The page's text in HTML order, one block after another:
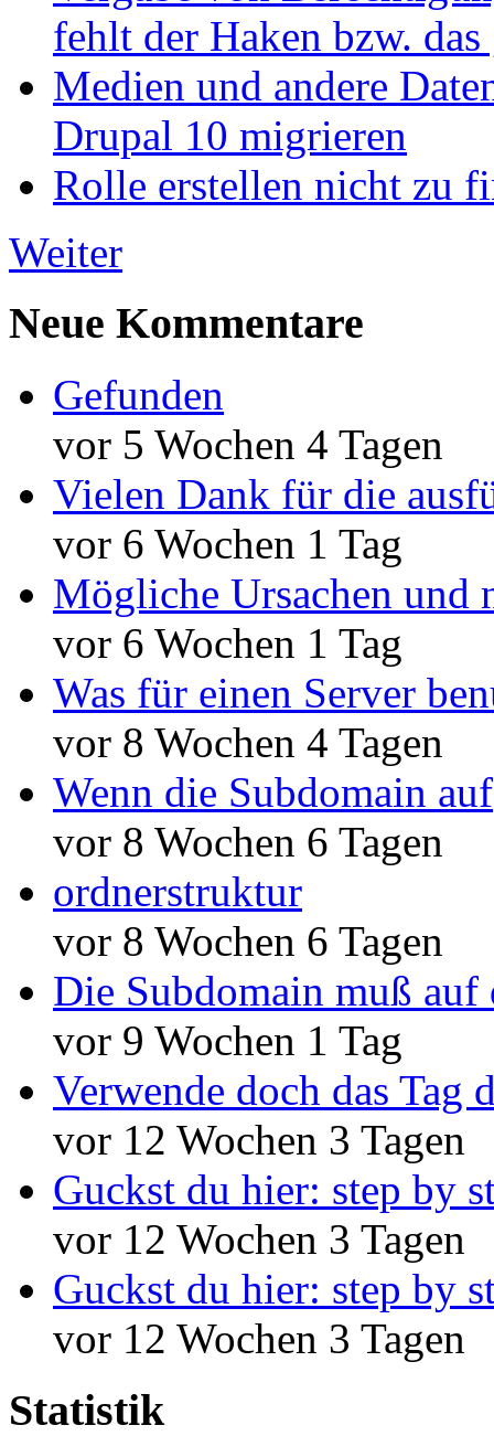
fehlt der Haken bzw.
Medien und andere
Drupal 10 migrieren
Rolle erstellen nicht zu
Weiter
Neue Kommentare
Gefunden
vor 5 Wochen 4 Tagen
Vielen Dank für die
vor 6 Wochen 1 Tag
Mögliche Ursachen und
vor 6 Wochen 1 Tag
Was für einen Server
vor 8 Wochen 4 Tagen
Wenn die Subdomain auf
vor 8 Wochen 6 Tagen
ordnerstruktur
vor 8 Wochen 6 Tagen
Die Subdomain muß auf
vor 9 Wochen 1 Tag
Verwende doch das Tag
vor 12 Wochen 3 Tagen
Guckst du hier: step by
vor 12 Wochen 3 Tagen
Guckst du hier: step by
vor 12 Wochen 3 Tagen
Statistik